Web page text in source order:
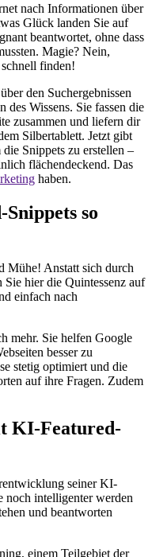
nach Informationen über
Glück landen Sie auf
beantwortet, ohne dass
Magie? Nein,
finden!
den Suchergebnissen
des Wissens. Sie fassen die
zusammen und liefern dir
Silbertablett. Jetzt gibt
Snippets zu erstellen –
flächendeckend. Das
haben.
so
Mühe! Anstatt sich durch
hier die Quintessenz auf
einfach nach
mehr. Sie helfen Google
besser zu
stetig optimiert und die
auf ihre Fragen. Zudem
KI-Featured-
seiner KI-
noch intelligenter werden
und beantworten
einem Teilgebiet der